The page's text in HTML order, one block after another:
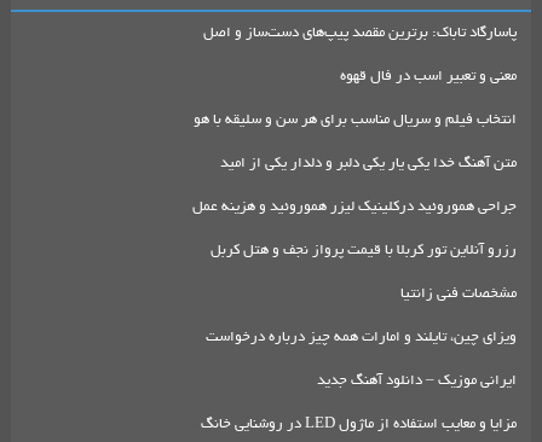
پاسارگاد تاباک: برترین مقصد پیپ‌های دست‌ساز و اصل
معنی و تعبیر اسب در فال قهوه
انتخاب فیلم و سریال مناسب برای هر سن و سلیقه با هو
متن آهنگ خدا یکی یار یکی دلبر و دلدار یکی از امید
جراحی هموروئید درکلینیک لیزر هموروئید و هزینه عمل
رزرو آنلاین تور کربلا با قیمت پرواز نجف و هتل کربل
مشخصات فنی زانتیا
ویزای چین، تایلند و امارات همه چیز درباره درخواست
ایرانی موزیک – دانلود آهنگ جدید
مزایا و معایب استفاده از ماژول LED در روشنایی خانگ